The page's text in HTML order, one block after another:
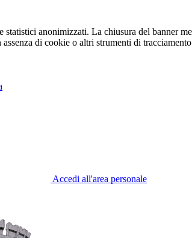
statistici anonimizzati. La chiusura del banner
di cookie o altri strumenti di
Accedi all'area personale